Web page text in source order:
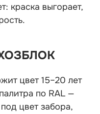
краска выгорает,
цвет 15–20 лет
по RAL —
цвет забора,